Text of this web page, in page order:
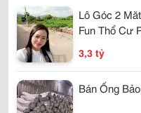
Lô Góc 2
Fun Thổ Cư
Lô Đất Cực
Mặt Đường
3,3 tỷ
Bán Ống